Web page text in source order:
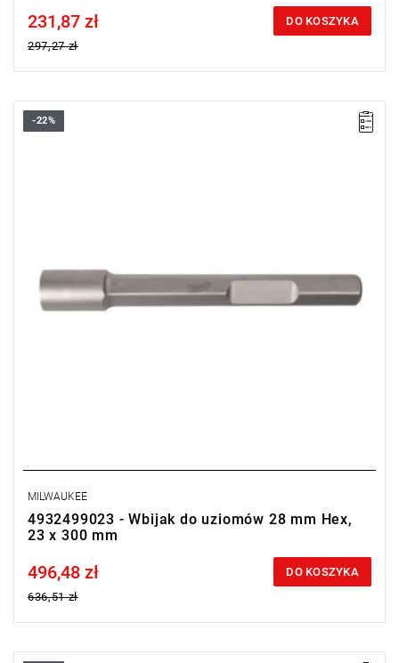
Price tax included
231,87 zł
297,27 zł
DO KOSZYKA
-22%
MILWAUKEE
4932499023 - Wbijak do uziomów 28 mm Hex,
23 x 300 mm
Price tax included
496,48 zł
636,51 zł
DO KOSZYKA